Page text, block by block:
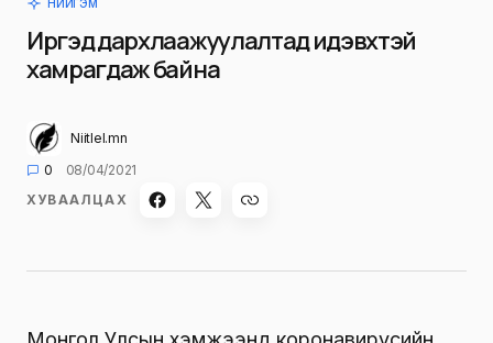
НИЙГЭМ
Иргэд дархлаажуулалтад идэвхтэй
хамрагдаж байна
Niitlel.mn
0
08/04/2021
ХУВААЛЦАХ